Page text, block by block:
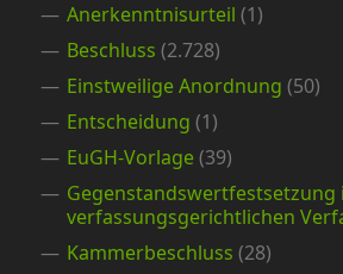
Anerkenntnisurteil (1)
Beschluss (2.728)
Einstweilige Anordnung (50)
Entscheidung (1)
EuGH-Vorlage(39)
Gegenstandswertfestsetzung
verfassungsgerichtlichen
Kammerbeschluss (28)